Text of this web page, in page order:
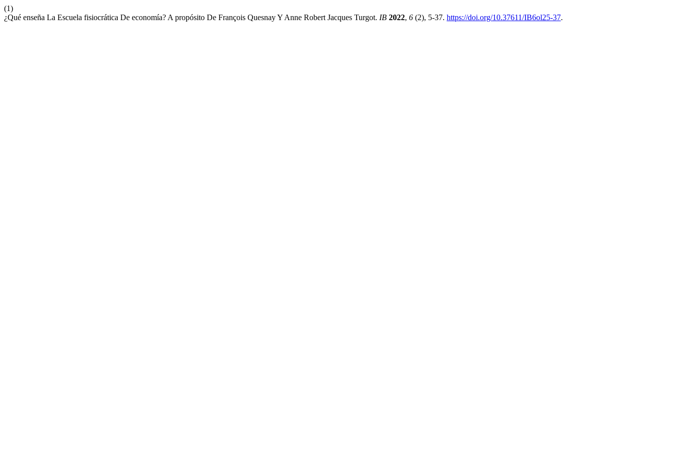
(1)
¿Qué enseña La Escuela fisiocrática De economía? A propósito De François Quesnay Y Anne Robert Jacques Turgot. IB 2022, 6 (2), 5-37. https://doi.org/10.37611/IB6ol25-37.